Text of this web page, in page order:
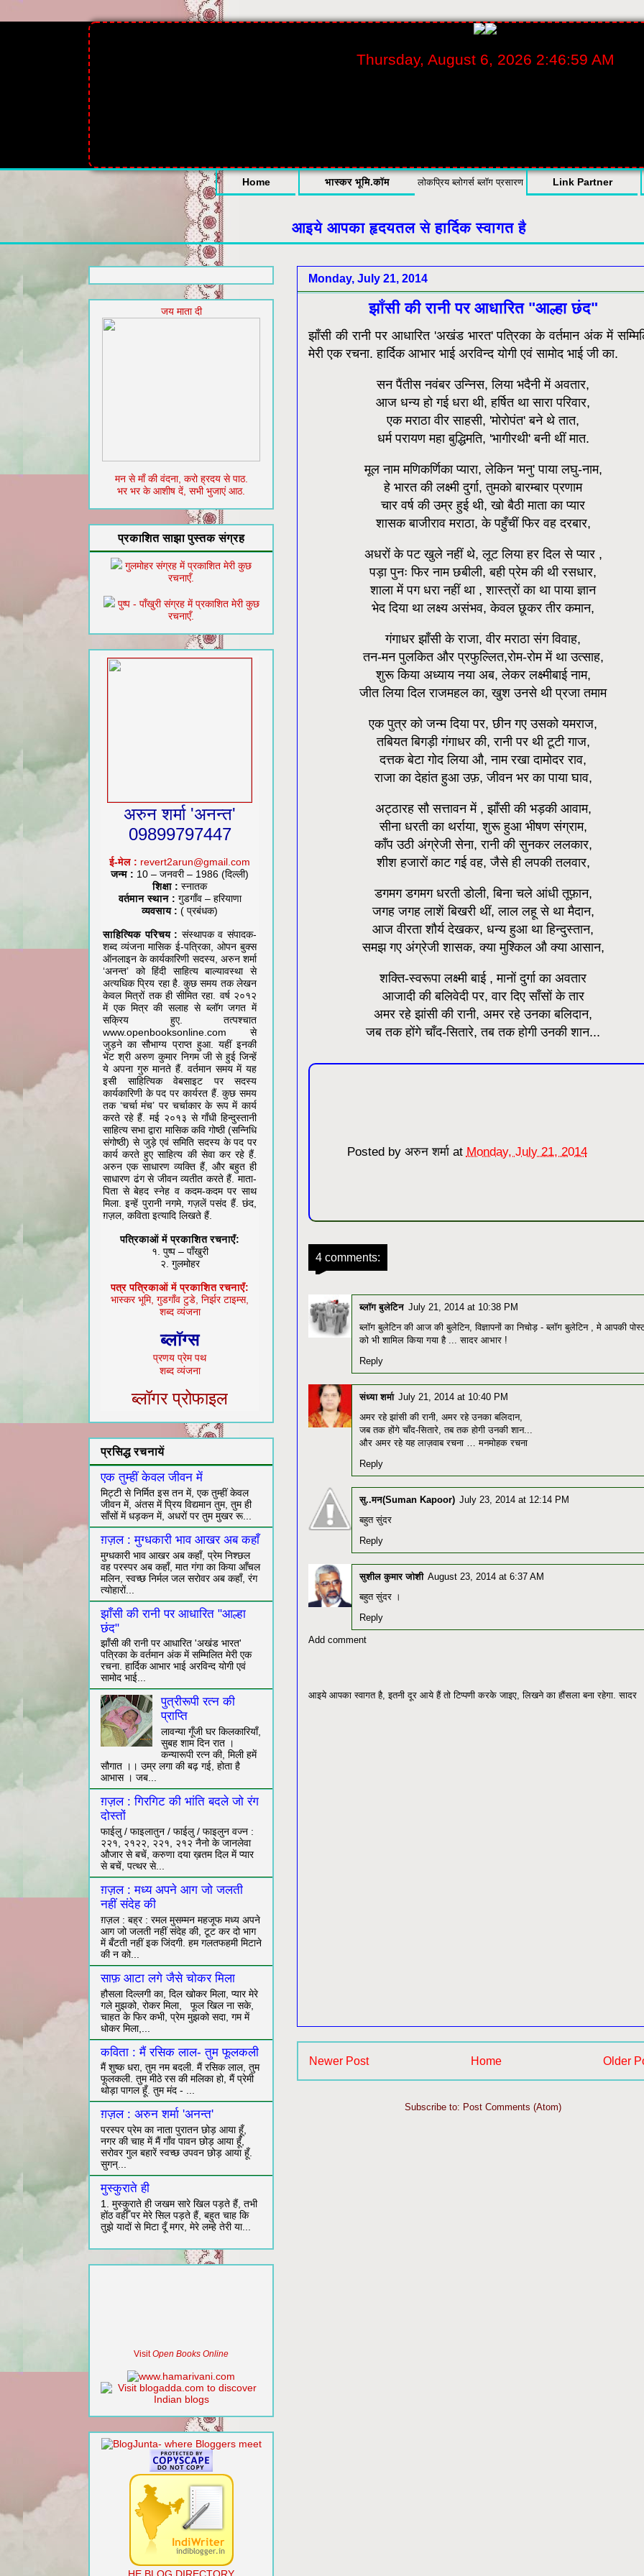
Thursday, August 6, 2026 2:47:00 AM
Home भास्कर भूमि.कॉम लोकप्रिय ब्लोगर्सब्लॉग प्रसारण Link Partner
आइये आपका हृदयतल से हार्दिक स्वागत है
Monday, July 21, 2014
झाँसी की रानी पर आधारित "आल्हा छंद"
झाँसी की रानी पर आधारित 'अखंड भारत' पत्रिका के वर्तमान अंक में
मेरी एक रचना. हार्दिक आभार भाई अरविन्द योगी एवं सामोद भाई जी का.
सन पैंतीस नवंबर उन्निस, लिया भदैनी में अवतार,
आज धन्य हो गई धरा थी, हर्षित था सारा परिवार,
एक मराठा वीर साहसी, 'मोरोपंत' बने थे तात,
धर्म परायण महा बुद्धिमति, 'भागीरथी' बनी थीं मात.
मूल नाम मणिकर्णिका प्यारा, लेकिन 'मनु' पाया लघु-नाम,
हे भारत की लक्ष्मी दुर्गा, तुमको बारम्बार प्रणाम
चार वर्ष की उम्र हुई थी, खो बैठी माता का प्यार
शासक बाजीराव मराठा, के पहुँचीं फिर वह दरबार,
अधरों के पट खुले नहीं थे, लूट लिया हर दिल से प्यार ,
पड़ा पुनः फिर नाम छबीली, बही प्रेम की थी रसधार,
शाला में पग धरा नहीं था , शास्त्रों का था पाया ज्ञान
भेद दिया था लक्ष्य असंभव, केवल छूकर तीर कमान,
गंगाधर झाँसी के राजा, वीर मराठा संग विवाह,
तन-मन पुलकित और प्रफुल्लित,रोम-रोम में था उत्साह,
शुरू किया अध्याय नया अब, लेकर लक्ष्मीबाई नाम,
जीत लिया दिल राजमहल का, खुश उनसे थी प्रजा तमाम
एक पुत्र को जन्म दिया पर, छीन गए उसको यमराज,
तबियत बिगड़ी गंगाधर की, रानी पर थी टूटी गाज,
दत्तक बेटा गोद लिया औ, नाम रखा दामोदर राव,
राजा का देहांत हुआ उफ़, जीवन भर का पाया घाव,
अट्ठारह सौ सत्तावन में , झाँसी की भड़की आवाम,
सीना धरती का थर्राया, शुरू हुआ भीषण संग्राम,
काँप उठी अंग्रेजी सेना, रानी की सुनकर ललकार,
शीश हजारों काट गई वह, जैसे ही लपकी तलवार,
डगमग डगमग धरती डोली, बिना चले आंधी तूफ़ान,
जगह जगह लाशें बिखरी थीं, लाल लहू से था मैदान,
आज वीरता शौर्य देखकर, धन्य हुआ था हिन्दुस्तान,
समझ गए अंग्रेजी शासक, क्या मुश्किल औ क्या आसान,
शक्ति-स्वरूपा लक्ष्मी बाई , मानों दुर्गा का अवतार
आजादी की बलिवेदी पर, वार दिए साँसों के तार
अमर रहे झांसी की रानी, अमर रहे उनका बलिदान,
जब तक होंगे चाँद-सितारे, तब तक होगी उनकी शान...
Posted by अरुन शर्मा at Monday, July 21, 2014
4 comments:
ब्लॉग बुलेटिन July 21, 2014 at 10:38 PM
ब्लॉग बुलेटिन की आज की बुलेटिन, विज्ञापनों का निचोड़ - ब्लॉग बुलेटिन , मे आपकी
को भी शामिल किया गया है ... सादर आभार !
Reply
संध्या शर्मा July 21, 2014 at 10:40 PM
अमर रहे झांसी की रानी, अमर रहे उनका बलिदान,
जब तक होंगे चाँद-सितारे, तब तक होगी उनकी शान...
और अमर रहे यह लाज़वाब रचना … मनमोहक रचना
Reply
सु..मन(Suman Kapoor) July 23, 2014 at 12:14 PM
बहुत सुंदर
Reply
सुशील कुमार जोशी August 23, 2014 at 6:37 AM
बहुत सुंदर ।
Reply
Add comment
आइये आपका स्वागत है, इतनी दूर आये हैं तो टिप्पणी करके जाइए, लिखने का हौंसला बना रहेगा. सादर
Newer Post Older
Home
Subscribe to: Post Comments (Atom)
जय माता दी
मन से माँ की वंदना, करो ह्रदय से पाठ.
भर भर के आशीष दें, सभी भुजाएं आठ.
प्रकाशित साझा पुस्तक संग्रह
गुलमोहर संग्रह में प्रकाशित मेरी कुछ
रचनाएँ.
पुष्प - पाँखुरी संग्रह में प्रकाशित मेरी कुछ
रचनाएँ.
अरुन शर्मा 'अनन्त'
09899797447
ई-मेल : revert2arun@gmail.com
जन्म : 10 – जनवरी – 1986 (दिल्ली)
शिक्षा : स्नातक
वर्तमान स्थान : गुडगाँव – हरियाणा
व्यवसाय : ( प्रबंधक)
साहित्यिक परिचय : संस्थापक व संपादक-
शब्द व्यंजना मासिक ई-पत्रिका, ओपन बुक्स
ऑनलाइन के कार्यकारिणी सदस्य, अरुन शर्मा
‘अनन्त’ को हिंदी साहित्य बाल्यावस्था से
अत्यधिक प्रिय रहा है. कुछ समय तक लेखन
केवल मित्रों तक ही सीमित रहा. वर्ष २०१२
में एक मित्र की सलाह से ब्लॉग जगत में
सक्रिय हुए. तत्पश्चात
www.openbooksonline.com से
जुड़ने का सौभाग्य प्राप्त हुआ. यहीं इनकी
भेंट श्री अरुण कुमार निगम जी से हुई जिन्हें
ये अपना गुरु मानते हैं. वर्तमान समय में यह
इसी साहित्यिक वेबसाइट पर सदस्य
कार्यकारिणी के पद पर कार्यरत हैं. कुछ समय
तक ‘चर्चा मंच’ पर चर्चाकार के रूप में कार्य
करते रहे हैं. मई २०१३ से गाँधी हिन्दुस्तानी
साहित्य सभा द्वारा मासिक कवि गोष्ठी (सन्निधि
संगोष्ठी) से जुड़े एवं समिति सदस्य के पद पर
कार्य करते हुए साहित्य की सेवा कर रहे हैं.
अरुन एक साधारण व्यक्ति हैं, और बहुत ही
साधारण ढंग से जीवन व्यतीत करते हैं. माता-
पिता से बेहद स्नेह व कदम-कदम पर साथ
मिला. इन्हें पुरानी नगमे, गज़लें पसंद हैं. छंद,
ग़ज़ल, कविता इत्यादि लिखते हैं.
पत्रिकाओं में प्रकाशित रचनाएँ:
१. पुष्प – पाँखुरी
२. गुलमोहर
पत्र पत्रिकाओं में प्रकाशित रचनाएँ:
भास्कर भूमि, गुडगाँव टुडे, निर्झर टाइम्स,
शब्द व्यंजना
ब्लॉग्स
प्रणय प्रेम पथ
शब्द व्यंजना
ब्लॉगर प्रोफाइल
प्रसिद्ध रचनायें
एक तुम्हीं केवल जीवन में
मिट्टी से निर्मित इस तन में, एक तुम्हीं केवल
जीवन में, अंतस में प्रिय विद्यमान तुम, तुम ही
साँसों में धड़कन में, अधरों पर तुम मुखर रू...
ग़ज़ल : मुग्धकारी भाव आखर अब कहाँ
मुग्धकारी भाव आखर अब कहाँ, प्रेम निश्छल
वह परस्पर अब कहाँ, मात गंगा का किया आँचल
मलिन, स्वच्छ निर्मल जल सरोवर अब कहाँ, रंग
त्योहारों...
झाँसी की रानी पर आधारित "आल्हा
छंद"
झाँसी की रानी पर आधारित 'अखंड भारत'
पत्रिका के वर्तमान अंक में सम्मिलित मेरी एक
रचना. हार्दिक आभार भाई अरविन्द योगी एवं
सामोद भाई...
पुत्रीरूपी रत्न की
प्राप्ति
लावन्या गूँजी घर किलकारियाँ,
सुबह शाम दिन रात ।
कन्यारूपी रत्न की, मिली हमें
सौगात ।। उम्र लगा की बढ़ गई, होता है
आभास । जब...
ग़ज़ल : गिरगिट की भांति बदले जो रंग
दोस्तों
फाईलु / फाइलातुन / फाईलु / फाइलुन वज्न :
२२१, २१२२, २२१, २१२ नैनो के जानलेवा
औजार से बचें, करुणा दया ख़तम दिल में प्यार
से बचें, पत्थर से...
ग़ज़ल : मध्य अपने आग जो जलती
नहीं संदेह की
ग़ज़ल : बह्र : रमल मुसम्मन महजूफ मध्य अपने
आग जो जलती नहीं संदेह की, टूट कर दो भाग
में बँटती नहीं इक जिंदगी. हम गलतफहमी मिटाने
की न को...
साफ़ आटा लगे जैसे चोकर मिला
हौसला दिल्लगी का, दिल खोकर मिला, प्यार मेरे
गले मुझको, रोकर मिला, फूल खिल ना सके,
चाहत के फिर कभी, प्रेम मुझको सदा, गम में
धोकर मिला,...
कविता : मैं रसिक लाल- तुम फूलकली
मैं शुष्क धरा, तुम नम बदली. मैं रसिक लाल, तुम
फूलकली. तुम मीठे रस की मलिका हो, मैं प्रेमी
थोड़ा पागल हूँ. तुम मंद - ...
ग़ज़ल : अरुन शर्मा 'अनन्त'
परस्पर प्रेम का नाता पुरातन छोड़ आया हूँ,
नगर की चाह में मैं गाँव पावन छोड़ आया हूँ,
सरोवर गुल बहारें स्वच्छ उपवन छोड़ आया हूँ.
सुगन्...
मुस्कुराते ही
1. मुस्कुराते ही जखम सारे खिल पड़ते हैं, तभी
होंठ वहीँ पर मेरे सिल पड़ते हैं, बहुत चाह कि
तुझे यादों से मिटा दूँ मगर, मेरे लम्हे तेरी या...
VisitOpen Books Online